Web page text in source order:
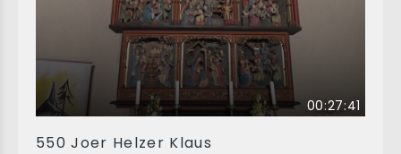
00:27:41
550 Joer Helzer Klaus